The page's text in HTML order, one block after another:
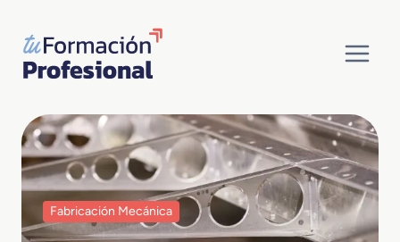
contenido
Fabricación Mecánica